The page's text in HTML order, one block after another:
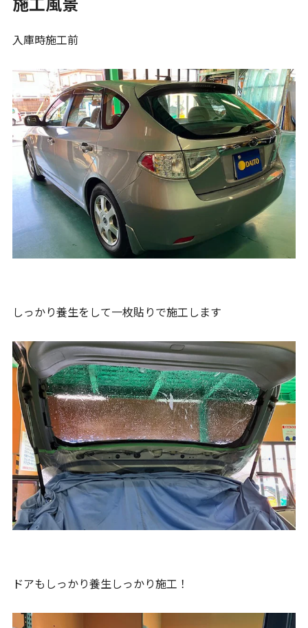
入庫時施工前
しっかり養生をして一枚貼りで施工します
ドアもしっかり養生しっかり施工！